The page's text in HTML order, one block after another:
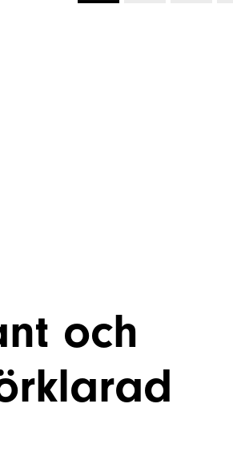
och